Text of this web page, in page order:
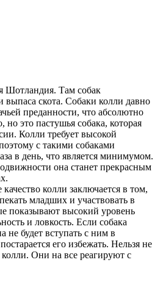
Шотландия. Там собак
выпаса скота. Собаки колли давно
преданности, что абсолютно
но это пастушья собака, которая
Колли требует высокой
с такими собаками
в день, что является минимумом.
она станет прекрасным
колли заключается в том,
младших и участвовать в
показывают высокий уровень
и ловкость. Если собака
не будет вступать с ним в
его избежать. Нельзя не
Они на все реагируют с